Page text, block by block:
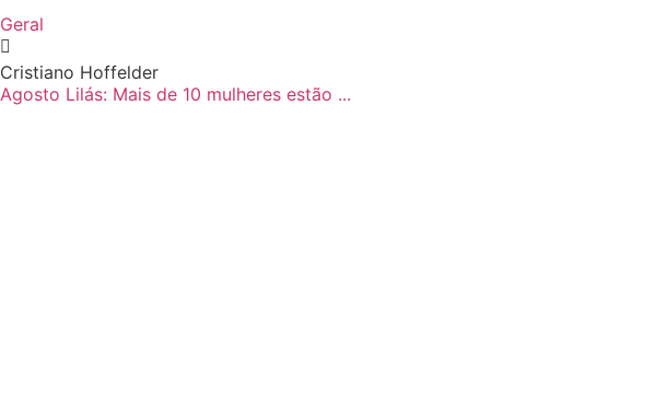
Geral
Cristiano Hoffelder
Agosto Lilás: Mais de 10 mulheres estão ...